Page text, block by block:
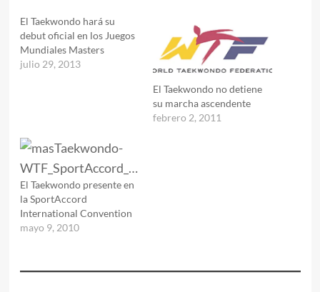
El Taekwondo hará su
debut oficial en los Juegos
Mundiales Masters
julio 29, 2013
El Taekwondo no detiene
su marcha ascendente
febrero 2, 2011
El Taekwondo presente en
la SportAccord
International Convention
mayo 9, 2010